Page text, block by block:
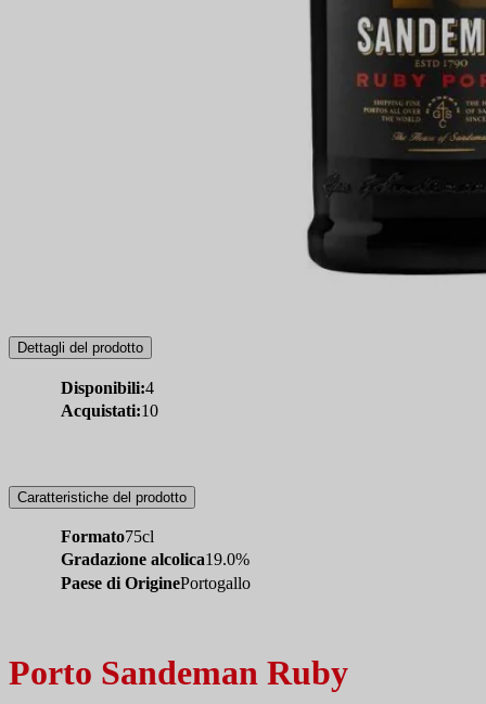
Dettagli del prodotto
Disponibili:4
Acquistati:10
Caratteristiche del prodotto
Formato75cl
Gradazione alcolica19.0%
Paese di OriginePortogallo
Porto Sandeman Ruby